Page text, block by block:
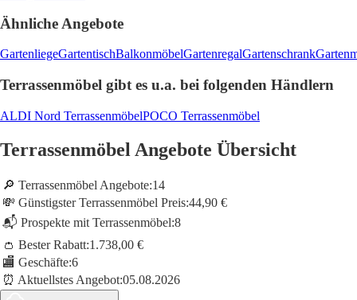
Ähnliche Angebote
GartenliegeGartentischBalkonmöbelGartenregalGartenschrank
Terrassenmöbel gibt es u.a. bei folgenden Händlern
ALDI Nord TerrassenmöbelPOCO Terrassenmöbel
Terrassenmöbel Angebote Übersicht
🔎 Terrassenmöbel Angebote:14
💸 Günstigster Terrassenmöbel Preis:44,90 €
📬 Prospekte mit Terrassenmöbel:8
👛 Bester Rabatt:1.738,00 €
🏬 Geschäfte:6
⏰ Aktuellstes Angebot:05.08.2026